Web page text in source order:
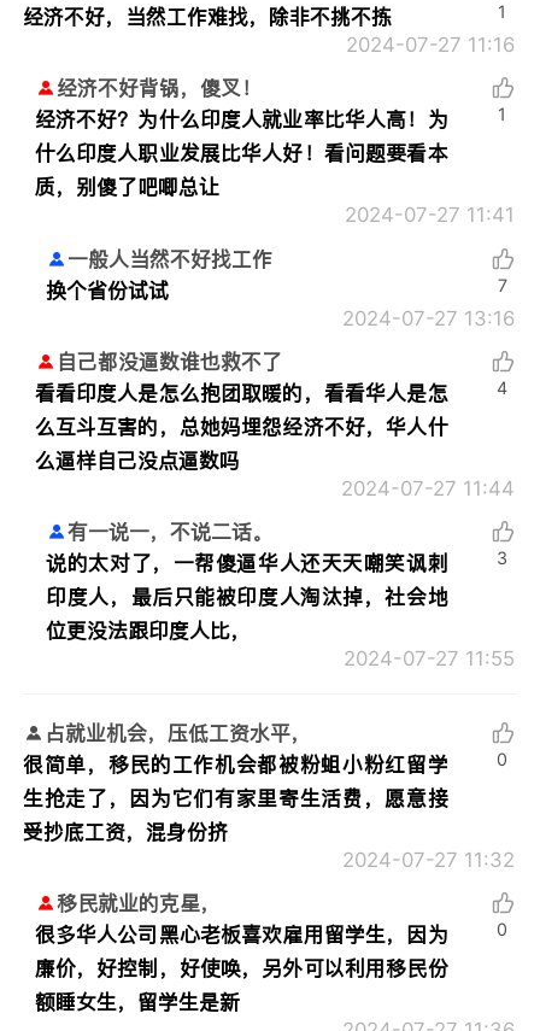
经济不好，当然工作难找，除非不挑不拣
2024-07-27 11:16
1
经济不好背锅，傻叉！
经济不好？为什么印度人就业率比华人高！为
什么印度人职业发展比华人好！看问题要看本
质，别傻了吧唧总让
2024-07-27 11:41
1
一般人当然不好找工作
换个省份试试
2024-07-27 13:16
7
自己都没逼数谁也救不了
看看印度人是怎么抱团取暖的，看看华人是怎
么互斗互害的，总她妈埋怨经济不好，华人什
么逼样自己没点逼数吗
2024-07-27 11:44
4
有一说一，不说二话。
说的太对了，一帮傻逼华人还天天嘲笑讽刺
印度人，最后只能被印度人淘汰掉，社会地
位更没法跟印度人比，
2024-07-27 11:55
3
占就业机会，压低工资水平，
很简单，移民的工作机会都被粉蛆小粉红留学
生抢走了，因为它们有家里寄生活费，愿意接
受抄底工资，混身份挤
2024-07-27 11:32
0
移民就业的克星，
很多华人公司黑心老板喜欢雇用留学生，因为
廉价，好控制，好使唤，另外可以利用移民份
额睡女生，留学生是新
0